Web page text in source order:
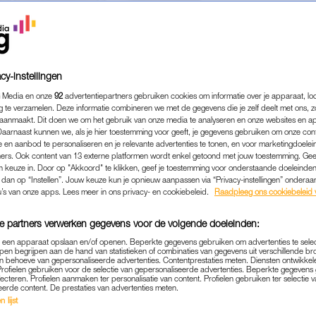
BROEKHUIZEN (50)
'DRIE JAAR GELEDEN
BIJNA DOOD'
MEDIA|BEKEND
15-10-2025 | MILOU NAGELHOUT
van Broekhuizen te gast bij de Belgische
instellingen
en onze 92 advertentiepartners gebruiken cookies om informatie over je apparaat,
te verzamelen. Deze informatie combineren we met de gegevens die je zelf deelt met ons,
Dit doen we om het gebruik van onze media te analyseren en onze websites en
kunnen we, als je hier toestemming voor geeft, je gegevens gebruiken om onze
en aanbod te personaliseren en je relevante advertenties te tonen, en voor
Ook content van 13 externe platformen wordt enkel getoond met jouw toestemming.
keuze in. Door op "Akkoord" te klikken, geef je toestemming voor onderstaande
op “Instellen”. Jouw keuze kun je opnieuw aanpassen via “Privacy-instellingen”
van onze apps. Lees meer in ons privacy- en cookiebeleid.
Raadpleeg ons cookiebeleid
partners verwerken gegevens voor de volgende doeleinden:
apparaat opslaan en/of openen. Beperkte gegevens gebruiken om advertenties te
begrijpen aan de hand van statistieken of combinaties van gegevens uit verschillende
behoeve van gepersonaliseerde advertenties. Contentprestaties meten. Diensten
gebruiken voor de selectie van gepersonaliseerde advertenties. Beperkte
Profielen aanmaken ter personalisatie van content. Profielen gebruiken ter selectie
content. De prestaties van advertenties meten.
lijst